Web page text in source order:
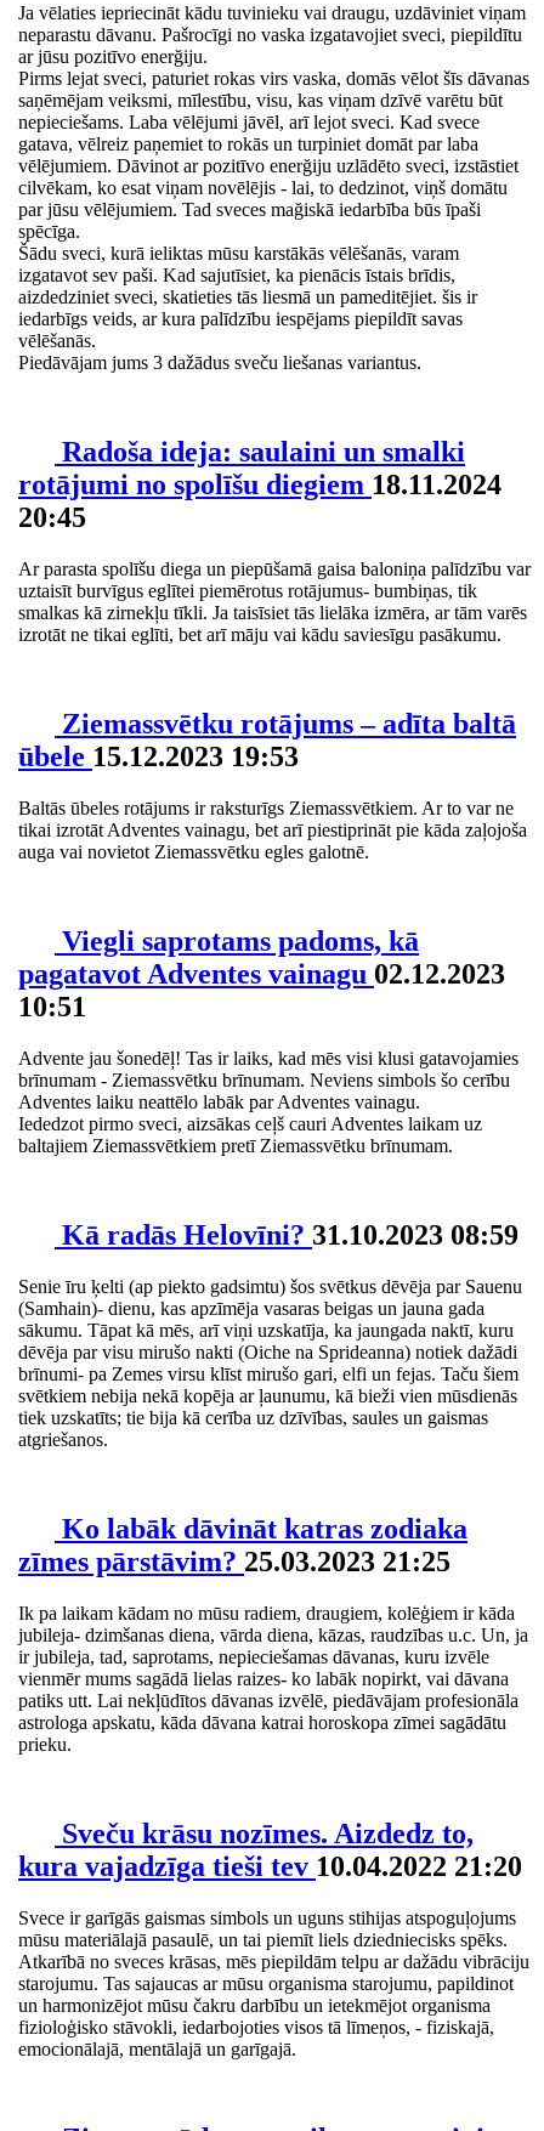
Ja vēlaties iepriecināt kādu tuvinieku vai draugu, uzdāviniet viņam
neparastu dāvanu. Pašrocīgi no vaska izgatavojiet sveci, piepildītu
ar jūsu pozitīvo enerğiju.
Pirms lejat sveci, paturiet rokas virs vaska, domās vēlot šīs dāvanas
saņēmējam veiksmi, mīlestību, visu, kas viņam dzīvē varētu būt
nepieciešams. Laba vēlējumi jāvēl, arī lejot sveci. Kad svece
gatava, vēlreiz paņemiet to rokās un turpiniet domāt par laba
vēlējumiem. Dāvinot ar pozitīvo enerğiju uzlādēto sveci, izstāstiet
cilvēkam, ko esat viņam novēlējis - lai, to dedzinot, viņš domātu
par jūsu vēlējumiem. Tad sveces mağiskā iedarbība būs īpaši
spēcīga.
Šādu sveci, kurā ieliktas mūsu karstākās vēlēšanās, varam
izgatavot sev paši. Kad sajutīsiet, ka pienācis īstais brīdis,
aizdedziniet sveci, skatieties tās liesmā un pameditējiet. šis ir
iedarbīgs veids, ar kura palīdzību iespējams piepildīt savas
vēlēšanās.
Piedāvājam jums 3 dažādus sveču liešanas variantus.
Radoša ideja: saulaini un smalki
rotājumi no spolīšu diegiem 18.11.2024
20:45
Ar parasta spolīšu diega un piepūšamā gaisa baloniņa palīdzību var
uztaisīt burvīgus eglītei piemērotus rotājumus- bumbiņas, tik
smalkas kā zirnekļu tīkli. Ja taisīsiet tās lielāka izmēra, ar tām varēs
izrotāt ne tikai eglīti, bet arī māju vai kādu saviesīgu pasākumu.
Ziemassvētku rotājums – adīta baltā
ūbele 15.12.2023 19:53
Baltās ūbeles rotājums ir raksturīgs Ziemassvētkiem. Ar to var ne
tikai izrotāt Adventes vainagu, bet arī piestiprināt pie kāda zaļojoša
auga vai novietot Ziemassvētku egles galotnē.
Viegli saprotams padoms, kā
pagatavot Adventes vainagu 02.12.2023
10:51
Advente jau šonedēļ! Tas ir laiks, kad mēs visi klusi gatavojamies
brīnumam - Ziemassvētku brīnumam. Neviens simbols šo cerību
Adventes laiku neattēlo labāk par Adventes vainagu.
Iededzot pirmo sveci, aizsākas ceļš cauri Adventes laikam uz
baltajiem Ziemassvētkiem pretī Ziemassvētku brīnumam.
Kā radās Helovīni? 31.10.2023 08:59
Senie īru ķelti (ap piekto gadsimtu) šos svētkus dēvēja par Sauenu
(Samhain)- dienu, kas apzīmēja vasaras beigas un jauna gada
sākumu. Tāpat kā mēs, arī viņi uzskatīja, ka jaungada naktī, kuru
dēvēja par visu mirušo nakti (Oiche na Sprideanna) notiek dažādi
brīnumi- pa Zemes virsu klīst mirušo gari, elfi un fejas. Taču šiem
svētkiem nebija nekā kopēja ar ļaunumu, kā bieži vien mūsdienās
tiek uzskatīts; tie bija kā cerība uz dzīvības, saules un gaismas
atgriešanos.
Ko labāk dāvināt katras zodiaka
zīmes pārstāvim? 25.03.2023 21:25
Ik pa laikam kādam no mūsu radiem, draugiem, kolēģiem ir kāda
jubileja- dzimšanas diena, vārda diena, kāzas, raudzības u.c. Un, ja
ir jubileja, tad, saprotams, nepieciešamas dāvanas, kuru izvēle
vienmēr mums sagādā lielas raizes- ko labāk nopirkt, vai dāvana
patiks utt. Lai nekļūdītos dāvanas izvēlē, piedāvājam profesionāla
astrologa apskatu, kāda dāvana katrai horoskopa zīmei sagādātu
prieku.
Sveču krāsu nozīmes. Aizdedz to,
kura vajadzīga tieši tev 10.04.2022 21:20
Svece ir garīgās gaismas simbols un uguns stihijas atspoguļojums
mūsu materiālajā pasaulē, un tai piemīt liels dziedniecisks spēks.
Atkarībā no sveces krāsas, mēs piepildām telpu ar dažādu vibrāciju
starojumu. Tas sajaucas ar mūsu organisma starojumu, papildinot
un harmonizējot mūsu čakru darbību un ietekmējot organisma
fizioloģisko stāvokli, iedarbojoties visos tā līmeņos, - fiziskajā,
emocionālajā, mentālajā un garīgajā.